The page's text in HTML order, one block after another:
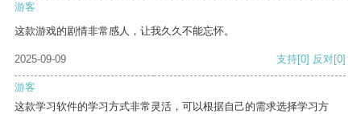
游客
这款游戏的剧情非常感人，让我久久不能忘怀。
2025-09-09 支持[0] 反对[0]
游客
这款学习软件的学习方式非常灵活，可以根据自己的需求选择学习方